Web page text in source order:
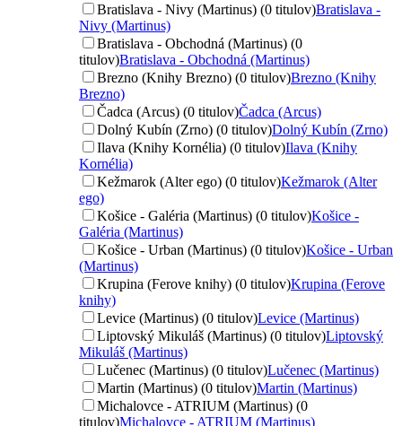
Bratislava - Nivy (Martinus) (0 titulov)Bratislava -
Nivy (Martinus)
Bratislava - Obchodná (Martinus) (0
titulov)Bratislava - Obchodná (Martinus)
Brezno (Knihy Brezno) (0 titulov)Brezno (Knihy
Brezno)
Čadca (Arcus) (0 titulov)Čadca (Arcus)
Dolný Kubín (Zrno) (0 titulov)Dolný Kubín (Zrno)
Ilava (Knihy Kornélia) (0 titulov)Ilava (Knihy
Kornélia)
Kežmarok (Alter ego) (0 titulov)Kežmarok (Alter
ego)
Košice - Galéria (Martinus) (0 titulov)Košice -
Galéria (Martinus)
Košice - Urban (Martinus) (0 titulov)Košice - Urban
(Martinus)
Krupina (Ferove knihy) (0 titulov)Krupina (Ferove
knihy)
Levice (Martinus) (0 titulov)Levice (Martinus)
Liptovský Mikuláš (Martinus) (0 titulov)Liptovský
Mikuláš (Martinus)
Lučenec (Martinus) (0 titulov)Lučenec (Martinus)
Martin (Martinus) (0 titulov)Martin (Martinus)
Michalovce - ATRIUM (Martinus) (0
titulov)Michalovce - ATRIUM (Martinus)